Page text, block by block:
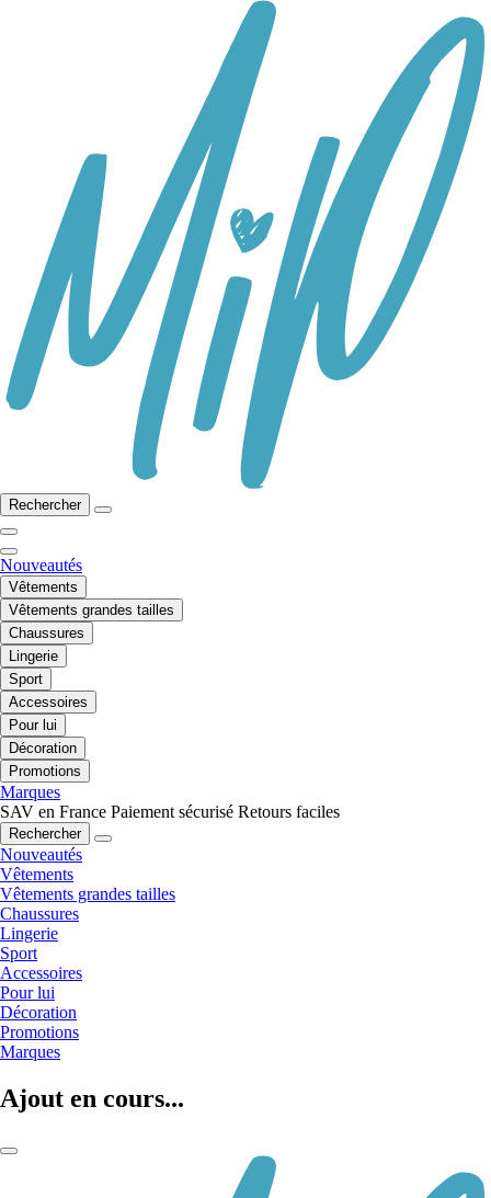
Rechercher
Nouveautés
Vêtements
Vêtements grandes tailles
Chaussures
Lingerie
Sport
Accessoires
Pour lui
Décoration
Promotions
Marques
SAV en France Paiement sécurisé Retours faciles
Rechercher
Nouveautés
Vêtements
Vêtements grandes tailles
Chaussures
Lingerie
Sport
Accessoires
Pour lui
Décoration
Promotions
Marques
Ajout en cours...